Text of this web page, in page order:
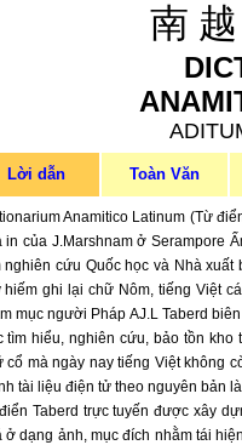
南
Lời dẫn Toàn Văn
Anamitico Latinum (Từ
in của J.Marshnam ở Serampore
nghiên cứu Quốc học và Nhà
hiếm ghi lại chữ Nôm, tiếng Việt
mục người Pháp AJ.L Taberd
tìm hiểu, nghiên cứu, bảo tồn
cổ mà ngày nay tiếng Việt không
tài liệu điện tử theo nguyên bản
Taberd trực tuyến được xây
ở dạng ảnh, mục đích nhằm tái